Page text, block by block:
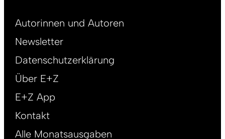
Footer
DE
Autorinnen und Autoren
Newsletter
Datenschutzerklärung
Über E+Z
E+Z App
Kontakt
Alle Monatsausgaben